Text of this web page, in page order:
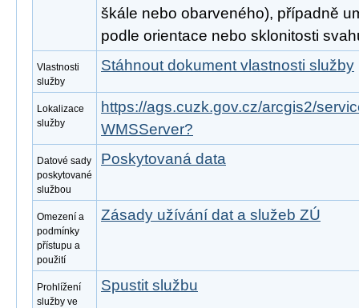
škále nebo obarveného), případně
podle orientace nebo sklonitosti
Vlastnosti
služby
Stáhnout dokument vlastnosti služby
Lokalizace
služby
https://ags.cuzk.gov.cz/arcgis2/
WMSServer?
Datové sady
poskytované
službou
Poskytovaná data
Omezení a
podmínky
přístupu a
použití
Zásady užívání dat a služeb ZÚ
Prohlížení
služby ve
Spustit službu